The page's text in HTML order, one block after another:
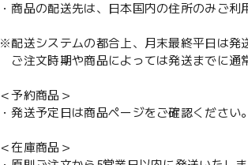
・商品の配送先は、日本国内の住所のみご利
※配送システムの都合上、月末最終平日は発
ご注文時期や商品によっては発送までに通
＜予約商品＞
・発送予定日は商品ページをご確認ください。
＜在庫商品＞